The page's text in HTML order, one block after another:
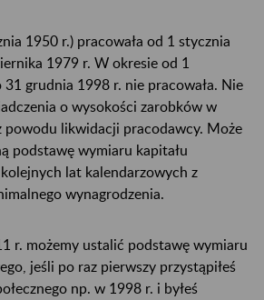
1950 r.) pracowała od 1 stycznia
1979 r. W okresie od 1
grudnia 1998 r. nie pracowała. Nie
o wysokości zarobków w
powodu likwidacji pracodawcy. Może
podstawę wymiaru kapitału
lat kalendarzowych z
wynagrodzenia.
r. możemy ustalić podstawę wymiaru
jeśli po raz pierwszy przystąpiłeś
np. w 1998 r. i byłeś